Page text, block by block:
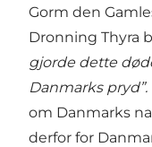
Gorm den
Dronning Thyra
gjorde dette
Danmarks pryd”.
om Danmarks
derfor for